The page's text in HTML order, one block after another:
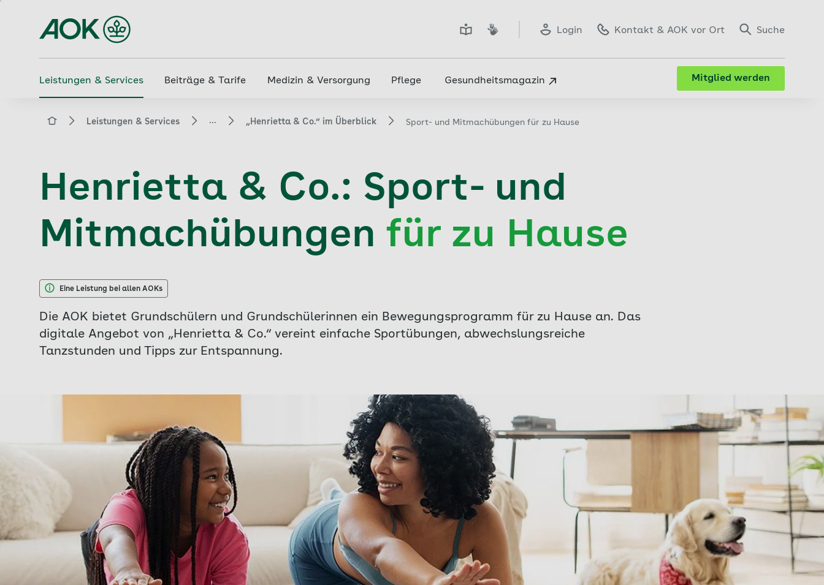
Hauptinhalt
springen
Login Kontakt & AOK vor Ort Suche
Leistungen & Services Beiträge & Tarife Medizin & Versorgung Pflege Gesundheitsmagazin Mitglied werden
aok.de Leistungen & Services ... „Henrietta & Co.“ im Überblick Sport- und Mitmachübungen für zu Hause
Henrietta & Co.: Sport- und
Mitmachübungen für zu Hause
Eine Leistung bei allen AOKs
Die AOK bietet Grundschülern und Grundschülerinnen ein Bewegungsprogramm für zu Hause an. Das
digitale Angebot von „Henrietta & Co.“ vereint einfache Sportübungen, abwechslungsreiche
Tanzstunden und Tipps zur Entspannung.